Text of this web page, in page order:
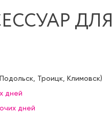
ДЛЯ
Подольск, Троицк, Климовск)
дней
дней